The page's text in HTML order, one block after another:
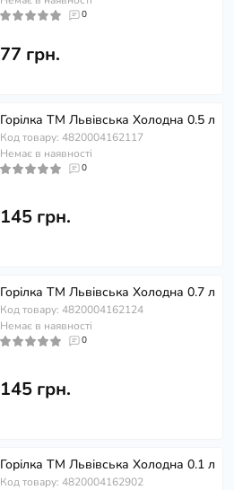
0
77 грн.
Горілка ТМ Львівська Холодна 0.5 л
Код товару: 4820004162117
Немає в наявності
0
145 грн.
Горілка ТМ Львівська Холодна 0.7 л
Код товару: 4820004162124
Немає в наявності
0
145 грн.
Горілка ТМ Львівська Холодна 0.1 л
Код товару: 4820004162902